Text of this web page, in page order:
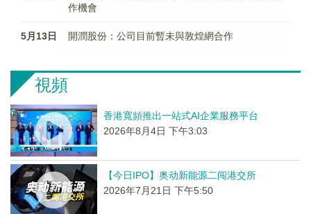
作機會
5月13日 開潤股份：公司目前暫未與敦煌網合作
視頻
香港寬頻推出一站式AI企業服務平台
2026年8月4日 下午3:03
【今日IPO】奥动新能源二闯港交所
2026年7月21日 下午5:50